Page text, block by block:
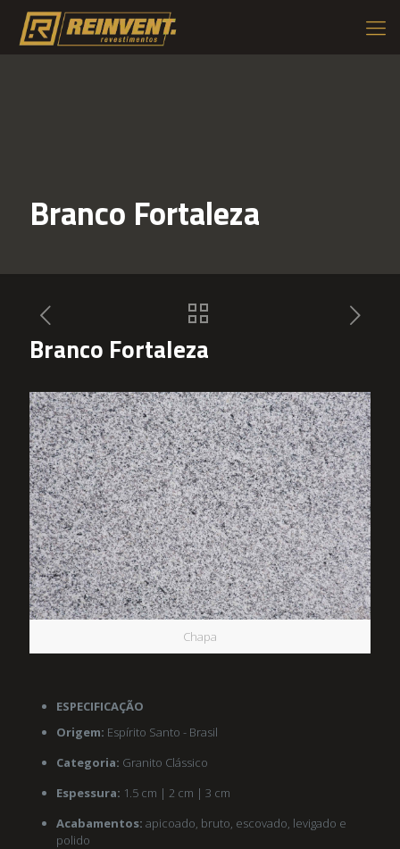
Branco Fortaleza
Branco Fortaleza
Chapa
ESPECIFICAÇÃO
Origem: Espírito Santo - Brasil
Categoria: Granito Clássico
Espessura: 1.5 cm | 2 cm | 3 cm
Acabamentos: apicoado, bruto, escovado, levigado e
polido